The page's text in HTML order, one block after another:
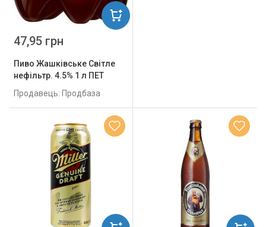
Пиво Жашківське Світле
нефільтр. 4.5% 1 л ПЕТ
Продавець: Продбаза
47,95 грн